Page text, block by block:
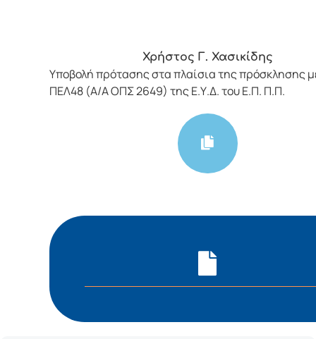
Χρήστος Γ. Χασικίδης
Υποβολή πρότασης στα πλαίσια της πρόσκλησης
ΠΕΛ48 (Α/Α ΟΠΣ 2649) της Ε.Υ.Δ. του Ε.Π. Π.Π.